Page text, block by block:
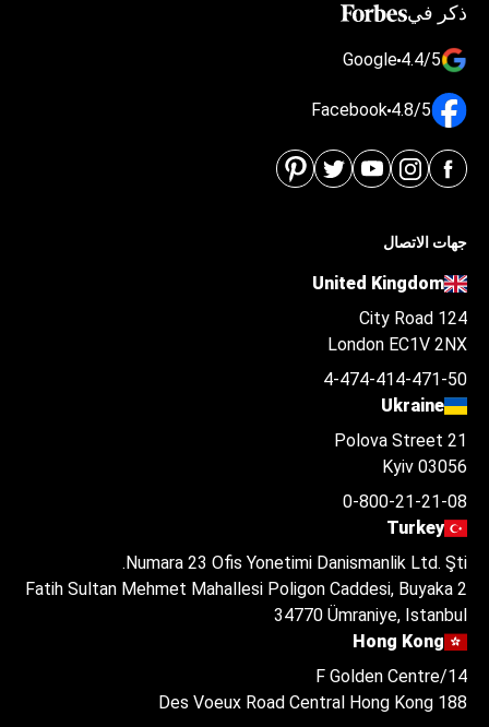
ذكر في
4.4/5
Google
4.8/5
Facebook
جهات الاتصال
United Kingdom
124 City Road
London EC1V 2NX
4-474-414-471-50
Ukraine
Polova Street 21
Kyiv 03056
0-800-21-21-08
Turkey
Numara 23 Ofis Yonetimi Danismanlik Ltd. Şti.
Fatih Sultan Mehmet Mahallesi Poligon Caddesi, Buyaka 2
34770 Ümraniye, Istanbul
Hong Kong
14/F Golden Centre
188 Des Voeux Road Central Hong Kong